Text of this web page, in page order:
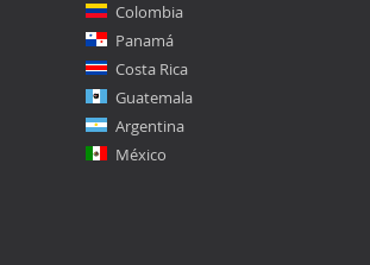
Colombia
Panamá
Costa Rica
Guatemala
Argentina
México